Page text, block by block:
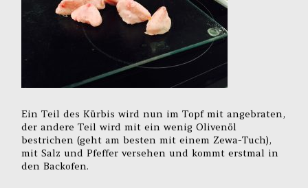
Ein Teil des Kürbis wird nun im Topf mit angebraten,
der andere Teil wird mit ein wenig Olivenöl
bestrichen (geht am besten mit einem Zewa-Tuch),
mit Salz und Pfeffer versehen und kommt erstmal in
den Backofen.